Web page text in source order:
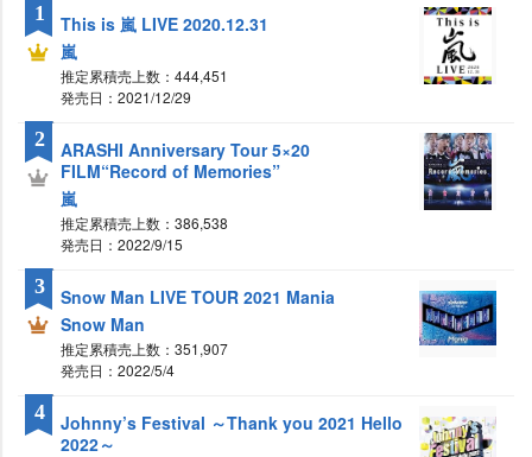
This is 嵐 LIVE 2020.12.31
嵐
推定累積売上数：444,451
発売日：2021/12/29
1
ARASHI Anniversary Tour 5×20
FILM“Record of Memories”
嵐
推定累積売上数：386,538
発売日：2022/9/15
2
Snow Man LIVE TOUR 2021 Mania
Snow Man
推定累積売上数：351,907
発売日：2022/5/4
3
Johnny’s Festival ～Thank you 2021 Hello
2022～
4